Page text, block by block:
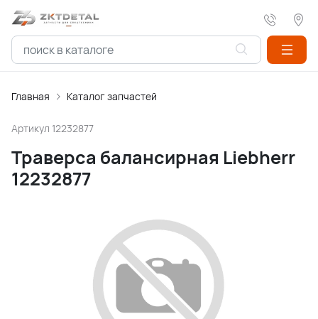
Главная Каталог запчастей
Артикул 12232877
Траверса балансирная Liebherr
12232877